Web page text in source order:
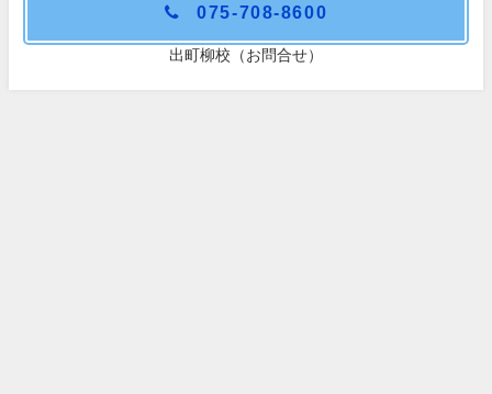
075-708-8600
出町柳校（お問合せ）